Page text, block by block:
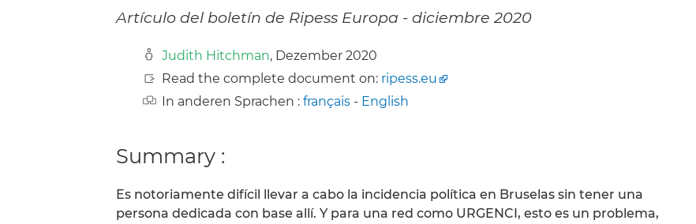
Artículo del boletín de Ripess Europa - diciembre 2020
Judith Hitchman, Dezember 2020
Read the complete document on: ripess.eu
In anderen Sprachen : français - English
Summary :
Es notoriamente difícil llevar a cabo la incidencia política en Bruselas sin tener una
persona dedicada con base allí. Y para una red como URGENCI, esto es un problema,